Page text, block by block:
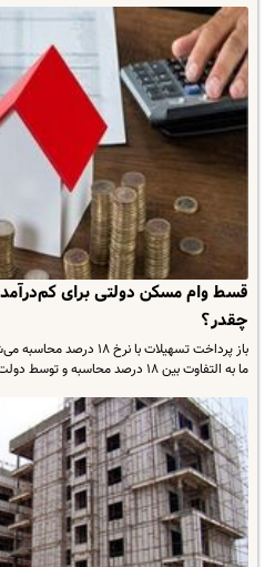
قسط وام مسکن دولتی برای
چقدر؟
باز پرداخت تسهیلات با
ما به التفاوت بین ۱۸ درصد محاسبه و توسط دولت…